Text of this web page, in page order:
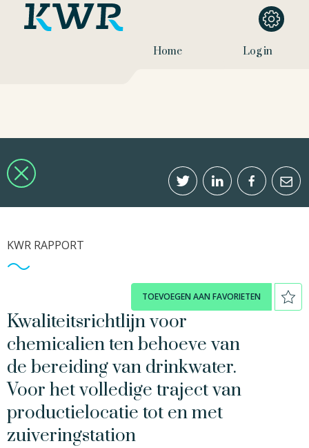
Home Log in
KWR RAPPORT
TOEVOEGEN AAN FAVORIETEN
Kwaliteitsrichtlijn voor
chemicalien ten behoeve van
de bereiding van drinkwater.
Voor het volledige traject van
productielocatie tot en met
zuiveringstation